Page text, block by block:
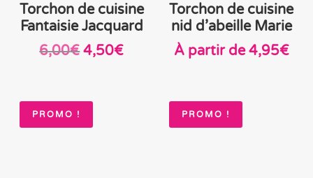
Torchon de cuisine
Fantaisie Jacquard
6,00€Le
était :
6,00€.
4,50€Le
Torchon de cuisine
nid d’abeille Marie
À partir de4,95€
PROMO ! PROMO !